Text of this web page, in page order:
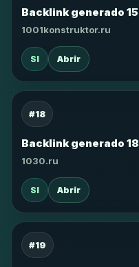
Backlink generado 15
1001konstruktor.ru
SI Abrir
#18
Backlink generado 18
1030.ru
SI Abrir
#19